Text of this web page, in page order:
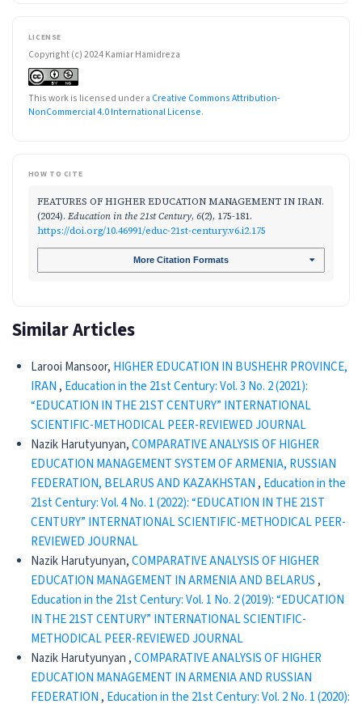
LICENSE
Copyright (c) 2024 Kamiar Hamidreza
This work is licensed under a Creative Commons Attribution-
NonCommercial 4.0 International License.
HOW TO CITE
FEATURES OF HIGHER EDUCATION MANAGEMENT IN IRAN.
(2024). Education in the 21st Century, 6(2), 175-181.
https://doi.org/10.46991/educ-21st-century.v6.i2.175
More Citation Formats
Similar Articles
Larooi Mansoor, HIGHER EDUCATION IN BUSHEHR PROVINCE,
IRAN , Education in the 21st Century: Vol. 3 No. 2 (2021):
“EDUCATION IN THE 21ST CENTURY” INTERNATIONAL
SCIENTIFIC-METHODICAL PEER-REVIEWED JOURNAL
Nazik Harutyunyan,COMPARATIVE ANALYSIS OF HIGHER
EDUCATION MANAGEMENT SYSTEM OF ARMENIA, RUSSIAN
FEDERATION, BELARUS AND KAZAKHSTAN , Education in the
21st Century: Vol. 4 No. 1 (2022): “EDUCATION IN THE 21ST
CENTURY” INTERNATIONAL SCIENTIFIC-METHODICAL PEER-
REVIEWED JOURNAL
Nazik Harutyunyan,COMPARATIVE ANALYSIS OF HIGHER
EDUCATION MANAGEMENT IN ARMENIA AND BELARUS ,
Education in the 21st Century: Vol. 1 No. 2 (2019): “EDUCATION
IN THE 21ST CENTURY” INTERNATIONAL SCIENTIFIC-
METHODICAL PEER-REVIEWED JOURNAL
Nazik Harutyunyan ,COMPARATIVE ANALYSIS OF HIGHER
EDUCATION MANAGEMENT IN ARMENIA AND RUSSIAN
FEDERATION , Education in the 21st Century: Vol. 2 No. 1 (2020):